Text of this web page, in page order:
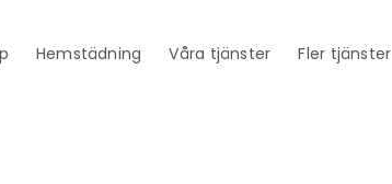
Hemstädning Våra tjänster Fler tjänster